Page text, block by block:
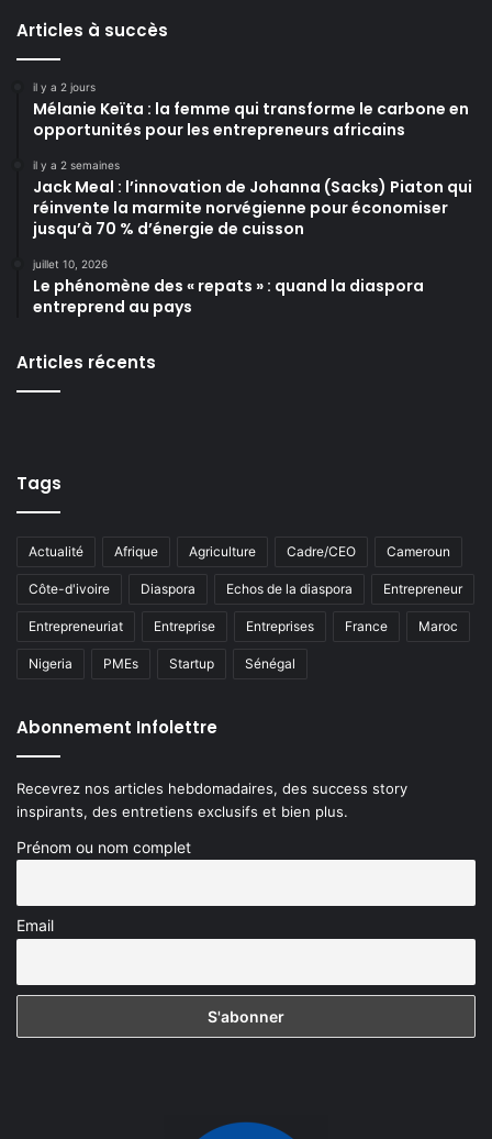
Articles à succès
il y a 2 jours
Mélanie Keïta : la femme qui transforme le carbone en
opportunités pour les entrepreneurs africains
il y a 2 semaines
Jack Meal : l’innovation de Johanna (Sacks) Piaton qui
réinvente la marmite norvégienne pour économiser
jusqu’à 70 % d’énergie de cuisson
juillet 10, 2026
Le phénomène des « repats » : quand la diaspora
entreprend au pays
Articles récents
Tags
Actualité Afrique Agriculture Cadre/CEO Cameroun
Côte-d'ivoire Diaspora Echos de la diaspora Entrepreneur
Entrepreneuriat Entreprise Entreprises France Maroc
Nigeria PMEs Startup Sénégal
Abonnement Infolettre
Recevrez nos articles hebdomadaires, des success story
inspirants, des entretiens exclusifs et bien plus.
Prénom ou nom complet
Email